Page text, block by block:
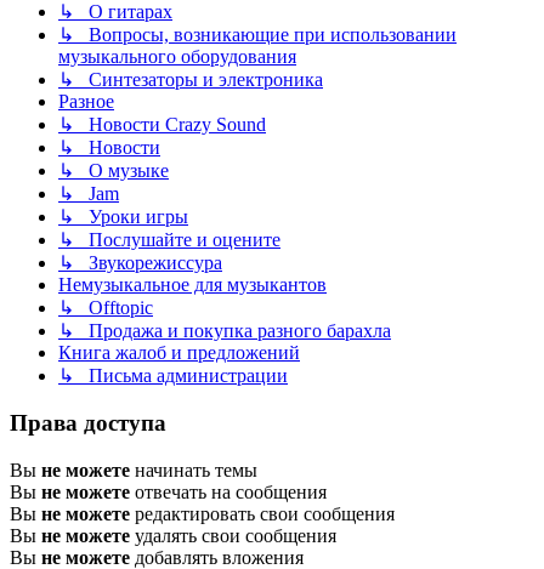
↳ О гитарах
↳ Вопросы, возникающие при использовании
музыкального оборудования
↳ Синтезаторы и электроника
Разное
↳ Новости Crazy Sound
↳ Новости
↳ О музыке
↳ Jam
↳ Уроки игры
↳ Послушайте и оцените
↳ Звукорежиссура
Немузыкальное для музыкантов
↳ Offtopic
↳ Продажа и покупка разного барахла
Книга жалоб и предложений
↳ Письма администрации
Права доступа
Вы не можете начинать темы
Вы не можете отвечать на сообщения
Вы не можете редактировать свои сообщения
Вы не можете удалять свои сообщения
Вы не можете добавлять вложения